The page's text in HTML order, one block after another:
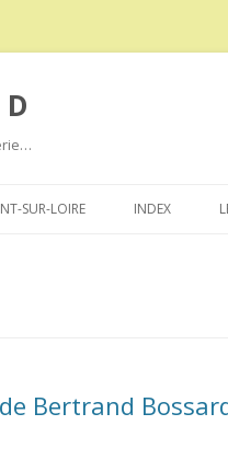
SUR-LOIRE INDEX
Bertrand